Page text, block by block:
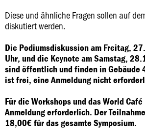
Diese und ähnliche Fragen sollen auf
diskutiert werden.
Die Podiumsdiskussion am Freitag,
Uhr, und die Keynote am Samstag,
sind öffentlich und finden in Gebäude
ist frei, eine Anmeldung nicht
Für die Workshops und das World
Anmeldung erforderlich. Der
18,00€ für das gesamte Symposium.